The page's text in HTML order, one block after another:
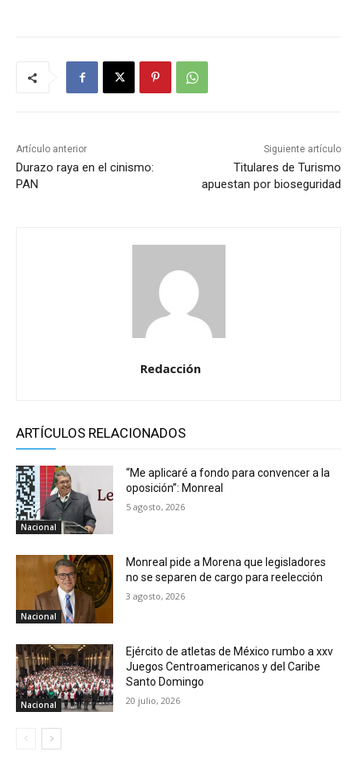
Artículo anterior
Durazo raya en el cinismo:
PAN
Siguiente artículo
Titulares de Turismo
apuestan por bioseguridad
Redacción
ARTÍCULOS RELACIONADOS
Nacional
“Me aplicaré a fondo para convencer a la
oposición”: Monreal
5 agosto, 2026
Nacional
Monreal pide a Morena que legisladores
no se separen de cargo para reelección
3 agosto, 2026
Nacional
Ejército de atletas de México rumbo a xxv
Juegos Centroamericanos y del Caribe
Santo Domingo
20 julio, 2026